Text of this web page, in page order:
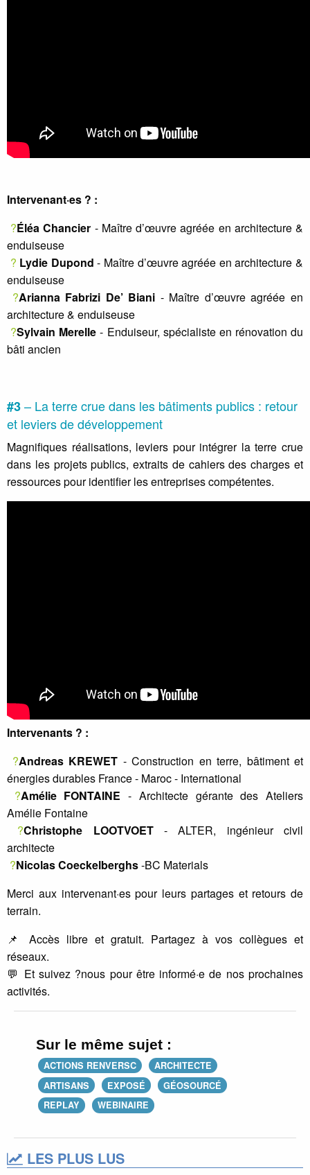
Intervenant·es ? :
?Éléa Chancier - Maître d’œuvre agréée en architecture &
enduiseuse
? Lydie Dupond- Maître d’œuvre agréée en architecture &
enduiseuse
?Arianna Fabrizi De’ Biani - Maître d’œuvre agréée en
architecture & enduiseuse
?Sylvain Merelle - Enduiseur, spécialiste en rénovation du
bâti ancien
#3– La terre crue dans les bâtiments publics : retour
et leviers de développement
Magnifiques réalisations, leviers pour intégrer la terre crue
dans les projets publics, extraits de cahiers des charges et
ressources pour identifier les entreprises compétentes.
Intervenants ? :
?Andreas KREWET - Construction en terre, bâtiment et
énergies durables France - Maroc - International
?Amélie FONTAINE- Architecte gérante des Ateliers
Amélie Fontaine
?Christophe LOOTVOET- ALTER, ingénieur civil
architecte
?Nicolas Coeckelberghs-BC Materials
Merci aux intervenant·es pour leurs partages et retours de
terrain.
📌 Accès libre et gratuit. Partagez à vos collègues et
réseaux.
💬 Et suivez ?nous pour être informé·e de nos prochaines
activités.
Sur le même sujet :
ACTIONS RENVERSC
ARCHITECTE
ARTISANS
EXPOSÉ
GÉOSOURCÉ
REPLAY
WEBINAIRE
LES PLUS LUS